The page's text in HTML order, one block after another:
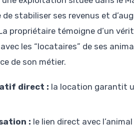
stabiliser ses revenus et
propriétaire témoigne d’un
les “locataires” de ses
de son métier.
direct : la location garantit
: le lien direct avec